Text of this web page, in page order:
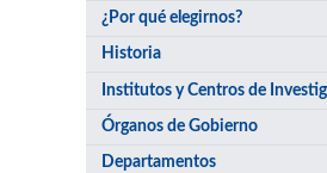
¿Por qué elegirnos?
Historia
Institutos y Centros de
Órganos de Gobierno
Departamentos